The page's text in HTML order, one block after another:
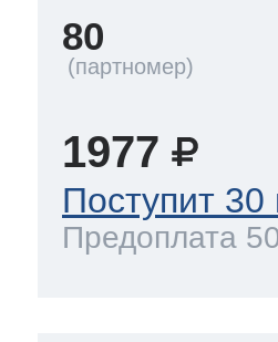
80
1977
Поступит 30
Предоплата